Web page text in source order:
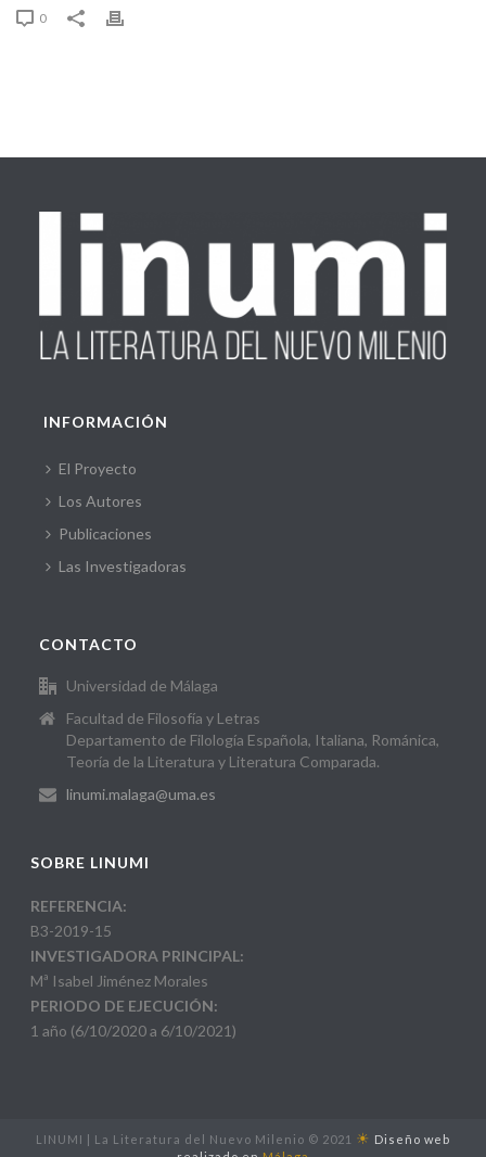
0
INFORMACIÓN
El Proyecto
Los Autores
Publicaciones
Las Investigadoras
CONTACTO
Universidad de Málaga
Facultad de Filosofía y Letras
Departamento de Filología Española, Italiana, Románica,
Teoría de la Literatura y Literatura Comparada.
linumi.malaga@uma.es
SOBRE LINUMI
REFERENCIA:
B3-2019-15
INVESTIGADORA PRINCIPAL:
Mª Isabel Jiménez Morales
PERIODO DE EJECUCIÓN:
1 año (6/10/2020 a 6/10/2021)
LINUMI | La Literatura del Nuevo Milenio © 2021 ☀ Diseño web